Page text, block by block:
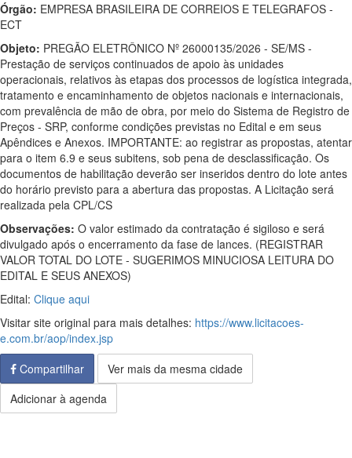
Órgão: EMPRESA BRASILEIRA DE CORREIOS E TELEGRAFOS -
ECT
Objeto: PREGÃO ELETRÔNICO Nº 26000135/2026 - SE/MS -
Prestação de serviços continuados de apoio às unidades
operacionais, relativos às etapas dos processos de logística integrada,
tratamento e encaminhamento de objetos nacionais e internacionais,
com prevalência de mão de obra, por meio do Sistema de Registro de
Preços - SRP, conforme condições previstas no Edital e em seus
Apêndices e Anexos. IMPORTANTE: ao registrar as propostas, atentar
para o item 6.9 e seus subitens, sob pena de desclassificação. Os
documentos de habilitação deverão ser inseridos dentro do lote antes
do horário previsto para a abertura das propostas. A Licitação será
realizada pela CPL/CS
Observações: O valor estimado da contratação é sigiloso e será
divulgado após o encerramento da fase de lances. (REGISTRAR
VALOR TOTAL DO LOTE - SUGERIMOS MINUCIOSA LEITURA DO
EDITAL E SEUS ANEXOS)
Edital: Clique aqui
Visitar site original para mais detalhes: https://www.licitacoes-
e.com.br/aop/index.jsp
Compartilhar
Ver mais da mesma cidade
Adicionar à agenda